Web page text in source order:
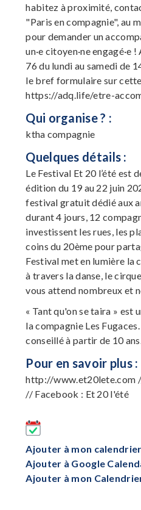
habitez à proximité,
"Paris en compagnie", au
pour demander un
un·e citoyen·ne engagé·e
76 du lundi au samedi de
le bref formulaire sur
https://adq.life/etre-
Qui organise ? :
ktha compagnie
Quelques détails :
Le Festival Et 20 l’été est
édition du 19 au 22 juin
festival gratuit dédié aux
durant 4 jours, 12
investissent les rues, les
coins du 20ème pour
Festival met en lumière la
à travers la danse, le
vous attend nombreux et
« Tant qu'on se taira » est
la compagnie Les
conseillé à partir de 10
Pour en savoir plus :
http://www.et20lete.com
// Facebook : Et 20 l'été
Ajouter à mon
Ajouter à Google
Ajouter à mon